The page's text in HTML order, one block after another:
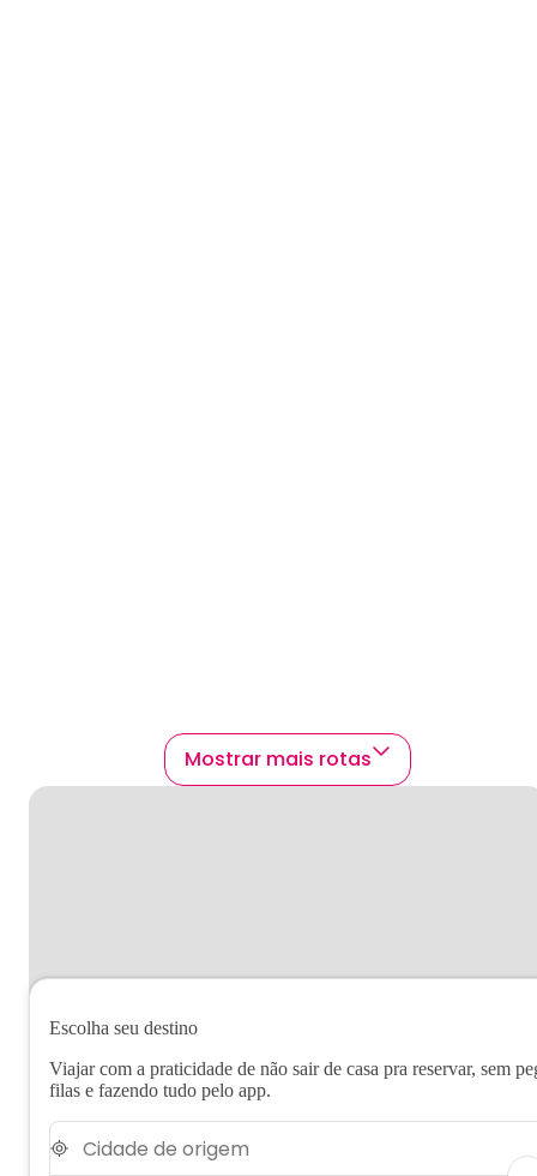
Mostrar mais rotas
Escolha seu destino
Viajar com a praticidade de não sair de casa pra reservar, sem
filas e fazendo tudo pelo app.